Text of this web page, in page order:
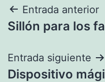
Navegación
de
entradas
Entrada anterior
Sillón para los
Entrada siguiente
Dispositivo